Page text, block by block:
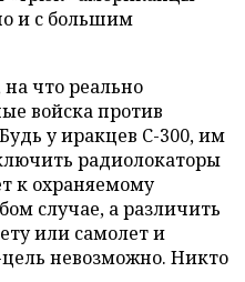
и с большим
что реально
войска против
у иракцев С-300, им
радиолокаторы
к охраняемому
случае, а различить
или самолет и
невозможно. Никто